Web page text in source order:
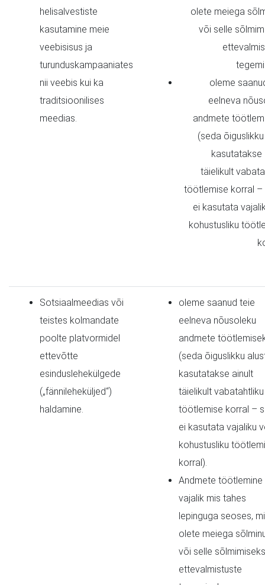
helisalvestiste
kasutamine meie
veebisisus ja
turunduskampaaniates
nii veebis kui ka
traditsioonilises
meedias.
olete meiega
või selle
oleme
eelneva
andmete
(seda
kasutatakse
täielikult
töötlemise korral –
ei kasutata
kohustusliku
Sotsiaalmeedias või
teistes kolmandate
poolte platvormidel
ettevõtte
esinduslehekülgede
(„fännileheküljed“)
haldamine.
oleme saanud teie
eelneva nõusoleku
andmete
(seda õiguslikku
kasutatakse ainult
täielikult vabatahtliku
töötlemise korral –
ei kasutata vajaliku
kohustusliku
korral).
Andmete töötlemine
vajalik mis tahes
lepinguga seoses,
olete meiega
või selle sõlmimiseks
ettevalmistuste